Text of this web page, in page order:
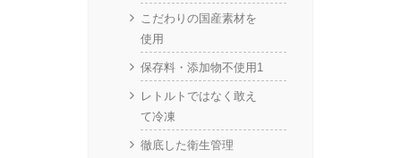
こだわりの国産素材を
使用
保存料・添加物不使用1
レトルトではなく敢え
て冷凍
徹底した衛生管理